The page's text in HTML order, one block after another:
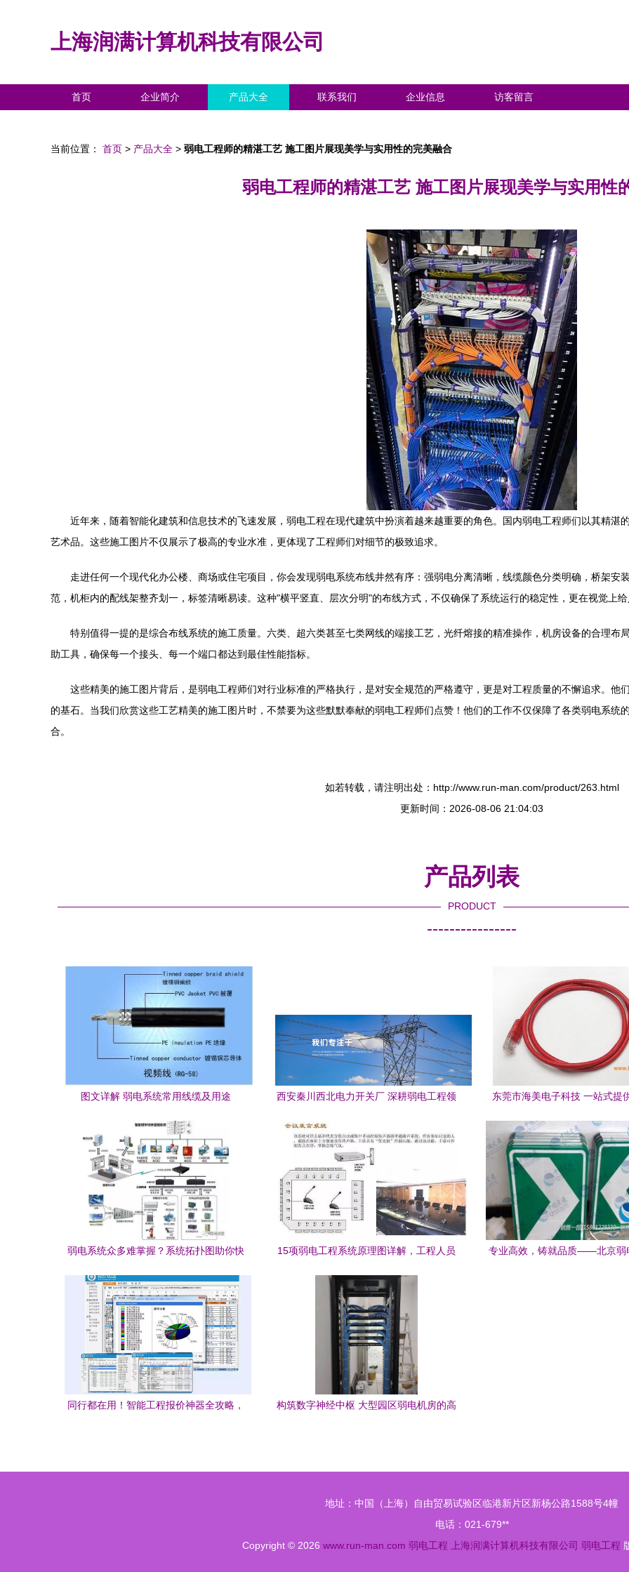
上海润满计算机科技有限公司
首页 企业简介 产品大全 联系我们 企业信息 访客留言
当前位置： 首页 > 产品大全 > 弱电工程师的精湛工艺 施工图片展现美学与实用性的完美融合
弱电工程师的精湛工艺 施工图片展现美学与实用性
近年来，随着智能化建筑和信息技术的飞速发展，弱电工程在现代建筑中扮演着越来越重要的角色。国内弱电工程师们以其精湛
艺术品。这些施工图片不仅展示了极高的专业水准，更体现了工程师们对细节的极致追求。
走进任何一个现代化办公楼、商场或住宅项目，你会发现弱电系统布线井然有序：强弱电分离清晰，线缆颜色分类明确，桥架安
范，机柜内的配线架整齐划一，标签清晰易读。这种"横平竖直、层次分明"的布线方式，不仅确保了系统运行的稳定性，更在视觉上给
特别值得一提的是综合布线系统的施工质量。六类、超六类甚至七类网线的端接工艺，光纤熔接的精准操作，机房设备的合理布
助工具，确保每一个接头、每一个端口都达到最佳性能指标。
这些精美的施工图片背后，是弱电工程师们对行业标准的严格执行，是对安全规范的严格遵守，更是对工程质量的不懈追求。他
的基石。当我们欣赏这些工艺精美的施工图片时，不禁要为这些默默奉献的弱电工程师们点赞！他们的工作不仅保障了各类弱电系统
合。
如若转载，请注明出处：http://www.run-man.com/product/263.html
更新时间：2026-08-06 21:04:03
产品列表
PRODUCT
----------------
图文详解 弱电系统常用线缆及用途
西安秦川西北电力开关厂 深耕弱电工程领
东莞市海美电子科技 一站式提
弱电系统众多难掌握？系统拓扑图助你快
15项弱电工程系统原理图详解，工程人员
专业高效，铸就品质——北京弱
同行都在用！智能工程报价神器全攻略，
构筑数字神经中枢 大型园区弱电机房的高
地址：中国（上海）自由贸易试验区临港新片区新杨公路1588号4幢
电话：021-679**
Copyright © 2026 www.run-man.com 弱电工程 上海润满计算机科技有限公司 弱电工程